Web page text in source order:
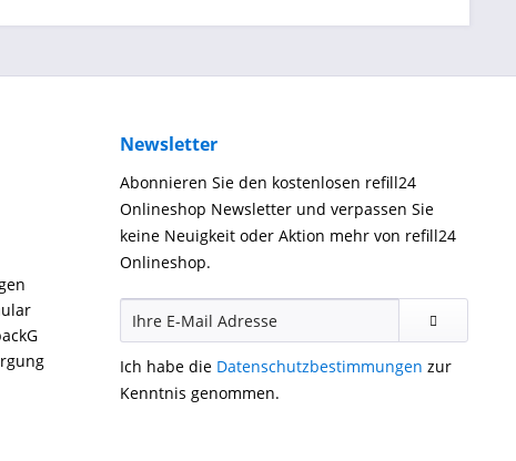
Newsletter
Abonnieren Sie den kostenlosen refill24
Onlineshop Newsletter und verpassen Sie
keine Neuigkeit oder Aktion mehr von refill24
Onlineshop.
Ich habe die Datenschutzbestimmungen zur
Kenntnis genommen.